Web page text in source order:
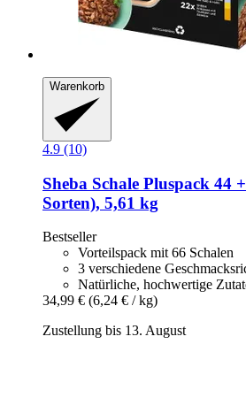
Warenkorb
4.9 (10)
Sheba Schale Pluspack 44
Sorten), 5,61 kg
Bestseller
Vorteilspack mit 66 Schalen
3 verschiedene
Natürliche, hochwertige
34,99 € (6,24 € / kg)
Zustellung bis 13. August